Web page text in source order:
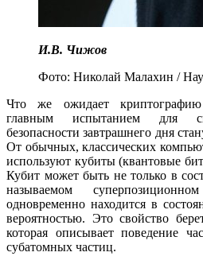
И.В. Чижов
Фото: Николай Малахин /
Что же ожидает
главным испытанием для
безопасности завтрашнего дня
От обычных, классических
используют кубиты (квантовые
Кубит может быть не только в
называемом
одновременно находится в
вероятностью. Это свойство
которая описывает поведение
субатомных частиц.